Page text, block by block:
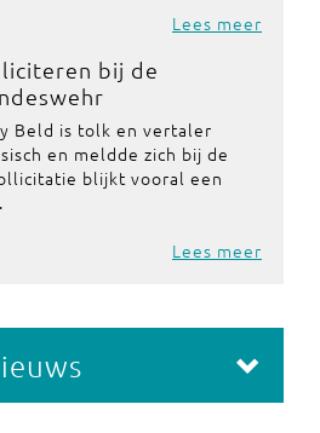
Lees meer
bij de
Beld is tolk en vertaler
en meldde zich bij de
blijkt vooral een
Lees meer